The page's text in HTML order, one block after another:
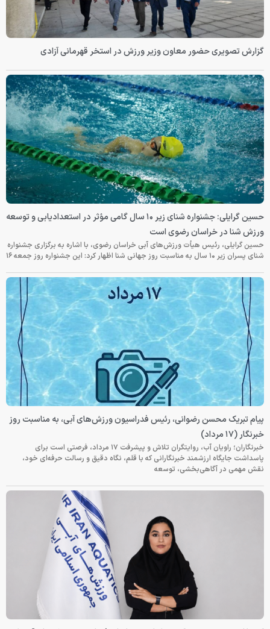
گزارش تصویری حضور معاون وزیر ورزش در استخر قهرمانی آزادی
حسین گرایلی: جشنواره شنای زیر ۱۰ سال گامی مؤثر در استعدادیابی و توسعه
ورزش شنا در خراسان رضوی است
حسین گرایلی، رئیس هیأت ورزش‌های آبی خراسان رضوی، با اشاره به برگزاری جشنواره
شنای پسران زیر ۱۰ سال به مناسبت روز جهانی شنا اظهار کرد: این جشنواره روز جمعه‌ ۱۶
پیام تبریک محسن رضوانی، رئیس فدراسیون ورزش‌های آبی، به مناسبت روز
خبرنگار (۱۷ مرداد)
خبرنگاران؛ راویان آب، روایتگران تلاش و پیشرفت ۱۷ مرداد، فرصتی است برای
پاسداشت جایگاه ارزشمند خبرنگارانی که با قلم، نگاه دقیق و رسالت حرفه‌ای خود،
نقش مهمی در آگاهی‌بخشی، توسعه